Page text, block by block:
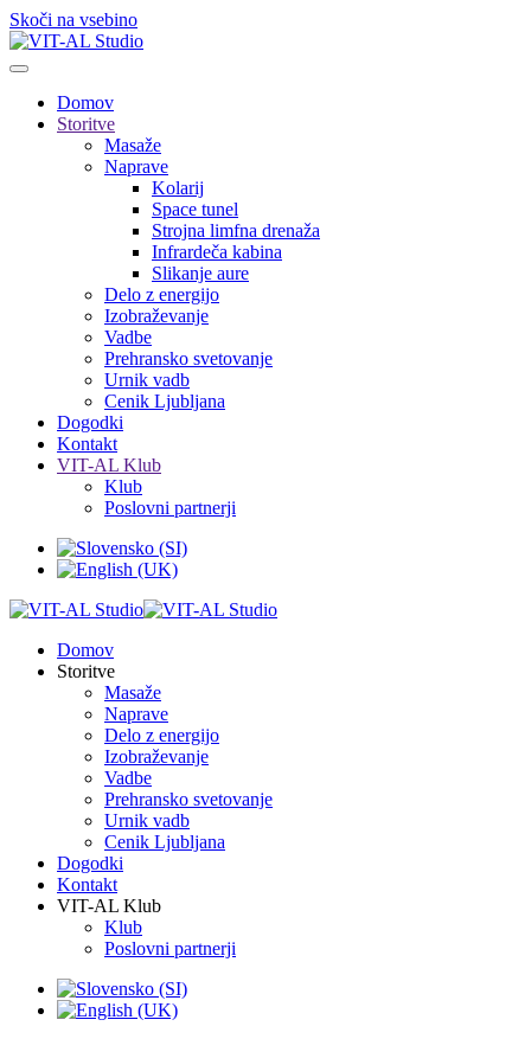
Skoči na vsebino
Domov
Storitve
Masaže
Naprave
Kolarij
Space tunel
Strojna limfna drenaža
Infrardeča kabina
Slikanje aure
Delo z energijo
Izobraževanje
Vadbe
Prehransko svetovanje
Urnik vadb
Cenik Ljubljana
Dogodki
Kontakt
VIT-AL Klub
Klub
Poslovni partnerji
Domov
Storitve
Masaže
Naprave
Delo z energijo
Izobraževanje
Vadbe
Prehransko svetovanje
Urnik vadb
Cenik Ljubljana
Dogodki
Kontakt
VIT-AL Klub
Klub
Poslovni partnerji